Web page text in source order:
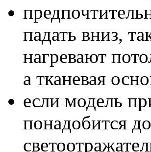
падать вниз,
нагревают
а тканевая
если модель
понадобится